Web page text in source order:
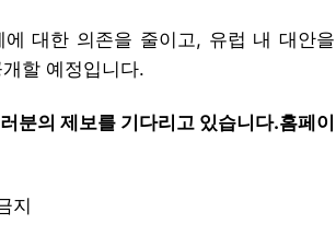
대한 의존을 줄이고, 유럽 내 대안을
할 예정입니다.
분의 제보를 기다리고 있습니다.홈페이
지